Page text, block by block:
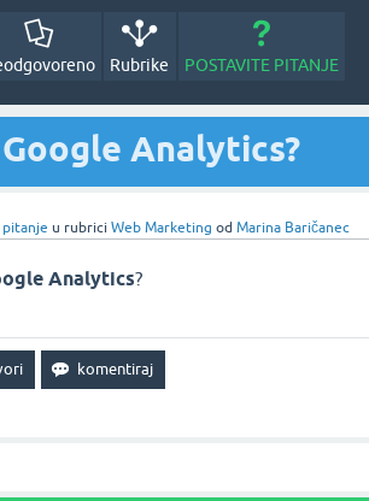
Rubrike POSTAVITE PITANJE
Analytics?
pitanje u rubrici Web Marketing od Marina Baričanec
Analytics?